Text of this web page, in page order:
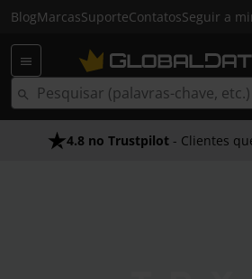
BlogMarcasSuporteContatosSeguir a
Envio Gratuito em 24 HRS-
4.8 no Trustpilot - Clientes